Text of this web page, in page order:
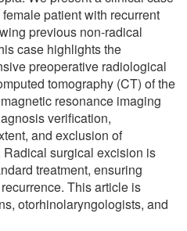
patient with recurrent
previous non-radical
case highlights the
preoperative radiological
tomography (CT) of the
resonance imaging
verification,
and exclusion of
surgical excision is
treatment, ensuring
This article is
otorhinolaryngologists, and